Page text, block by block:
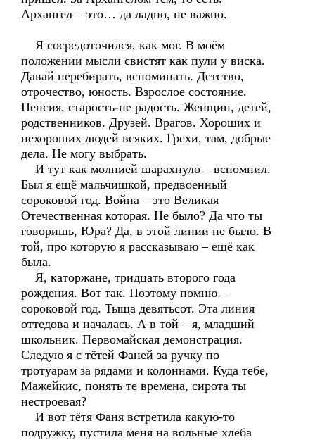
Архангел – это… да ладно, не важно.
Я сосредоточился, как мог. В моём
положении мысли свистят как пули у виска.
Давай перебирать, вспоминать. Детство,
отрочество, юность. Взрослое состояние.
Пенсия, старость-не радость. Женщин, детей,
родственников. Друзей. Врагов. Хороших и
нехороших людей всяких. Грехи, там, добрые
дела. Не могу выбрать.
И тут как молнией шарахнуло – вспомнил.
Был я ещё мальчишкой, предвоенный
сороковой год. Война – это Великая
Отечественная которая. Не было? Да что ты
говоришь, Юра? Да, в этой линии не было. В
той, про которую я рассказываю – ещё как
была.
Я, каторжане, тридцать второго года
рождения. Вот так. Поэтому помню –
сороковой год. Тыща девятьсот. Эта линия
оттедова и началась. А в той – я, младший
школьник. Первомайская демонстрация.
Следую я с тётей Фаней за ручку по
тротуарам за рядами и колоннами. Куда тебе,
Мажейкис, понять те времена, сирота ты
нестроевая?
И вот тётя Фаня встретила какую-то
подружку, пустила меня на вольные хлеба